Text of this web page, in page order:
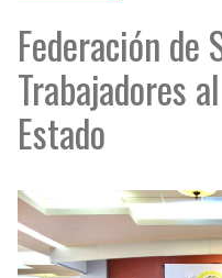
Federación de
Trabajadores
Estado